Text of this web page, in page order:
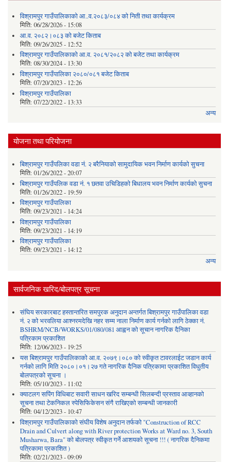
विश्रामपुर गाउँपालिकाको आ..व.२०८३/०८४ को निती तथा कार्यक्रम
मिति: 06/28/2026 - 15:08
आ.व. २०८२।०८३ को बजेट किताब
मिति: 09/26/2025 - 12:52
विश्रामपुर गाउँपालिकाको आ.व. २०८१/२०८२ को बजेट तथा कार्यक्रम
मिति: 08/30/2024 - 13:30
विश्रामपुर गाउँपालिका २०८०/०८१ बजेट किताब
मिति: 07/20/2023 - 12:26
विश्रामपुर गाउँपालिका
मिति: 07/22/2022 - 13:33
अन्य
योजना तथा परियोजना
बिश्रामपुर गाउँपलिका वडा नं. २ बरैनियाको सामुदायिक भवन निर्माण कार्यको सुचना
मिति: 01/26/2022 - 20:07
बिश्रामपुर गाउँपलिक वडा नं. १ छतवा उचिडिहको बिधालय भवन निर्माण कार्यको सुचना
मिति: 01/26/2022 - 19:59
विश्रामपुर गाउँपालिका
मिति: 09/23/2021 - 14:24
विश्रामपुर गाउँपालिका
मिति: 09/23/2021 - 14:19
विश्रामपुर गाउँपालिका
मिति: 09/23/2021 - 14:12
अन्य
सार्वजनिक खरिद/बोलपत्र सूचना
संघिय सरकारबाट हस्तान्तरित समपुरक अनुदान अन्तर्गत बिश्रामपुर गाउँपालिका वडा
नं. २ को भरवलिया आश्नरमदेखि नहर सम्म नाला निर्माण कार्य गर्नको लागि ठेक्का नं.
BSHRM/NCB/WORKS/01/080/081 आह्वन को सूचान नागरिक दैनिका
पत्रिकाम प्रकाशित
मिति: 12/06/2023 - 19:25
यस बिश्रामपुर गाउँपालिकाको आ.व. २०७९।०८० को स्वीकृत टावरलाईट जडान कार्य
गर्नको लागि मिति २०८०।०१।२७ गते नागरिक दैनिक पत्रिकामा प्रकाशित विधुतीय
बोलपत्रको सूचना ।
मिति: 05/10/2023 - 11:02
क्याटलग सपिंग विधिबाट सवारी साधन खरिद सम्बन्धी सिलबन्दी प्रस्ताव आव्हानको
सूचना तथा टेकनिकल स्पेसिफिकेसन संगै राखिएको सम्बन्धी जानकारी
मिति: 04/12/2023 - 10:47
विश्रामपुर गाउँपालिकाको संघीय विशेष अनुदान तर्फको "Construction of RCC
Drain and Culvert along with River protection Works at Ward no. 3, South
Musharwa, Bara" को बोलपत्र स्वीकृत गर्ने आशयको सूचना !!! ( नागरिक दैनिकमा
पत्रिकामा प्रकाशित )
मिति: 02/21/2023 - 09:09